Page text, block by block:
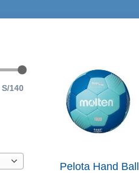
S/140
Pelota Hand Ball